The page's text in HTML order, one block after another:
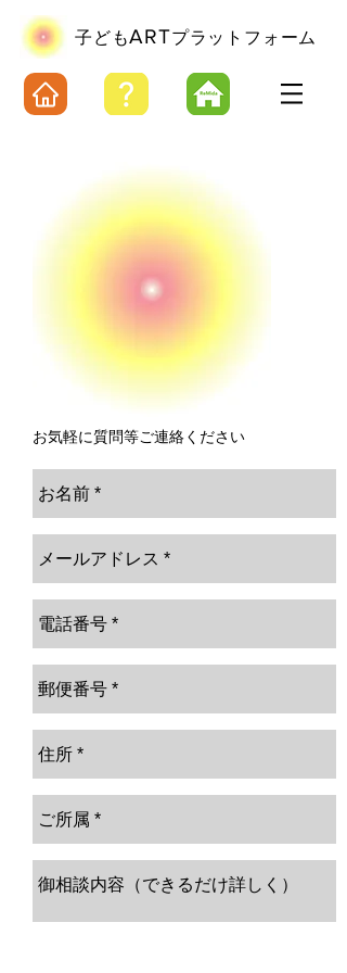
​子どもARTプラットフォーム
​お気軽に質問等ご連絡ください